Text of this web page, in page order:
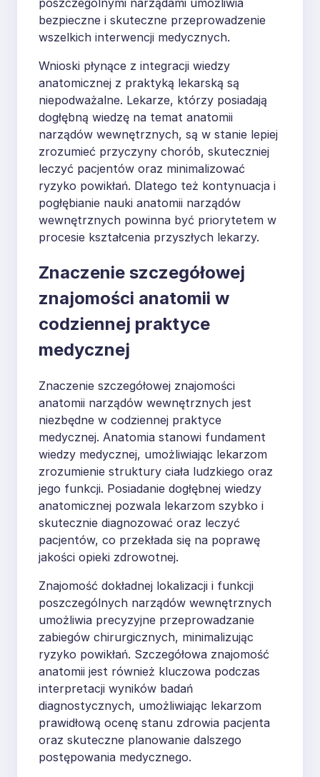
bezpieczne i skuteczne przeprowadzenie
wszelkich interwencji medycznych.
Wnioski płynące z integracji wiedzy
anatomicznej z praktyką lekarską są
niepodważalne. Lekarze, którzy posiadają
dogłębną wiedzę na temat anatomii
narządów wewnętrznych, są w stanie lepiej
zrozumieć przyczyny chorób, skuteczniej
leczyć pacjentów oraz minimalizować
ryzyko powikłań. Dlatego też kontynuacja i
pogłębianie nauki anatomii narządów
wewnętrznych powinna być priorytetem w
procesie kształcenia przyszłych lekarzy.
Znaczenie szczegółowej
znajomości anatomii w
codziennej praktyce
medycznej
Znaczenie szczegółowej znajomości
anatomii narządów wewnętrznych jest
niezbędne w codziennej praktyce
medycznej. Anatomia stanowi fundament
wiedzy medycznej, umożliwiając lekarzom
zrozumienie struktury ciała ludzkiego oraz
jego funkcji. Posiadanie dogłębnej wiedzy
anatomicznej pozwala lekarzom szybko i
skutecznie diagnozować oraz leczyć
pacjentów, co przekłada się na poprawę
jakości opieki zdrowotnej.
Znajomość dokładnej lokalizacji i funkcji
poszczególnych narządów wewnętrznych
umożliwia precyzyjne przeprowadzanie
zabiegów chirurgicznych, minimalizując
ryzyko powikłań. Szczegółowa znajomość
anatomii jest również kluczowa podczas
interpretacji wyników badań
diagnostycznych, umożliwiając lekarzom
prawidłową ocenę stanu zdrowia pacjenta
oraz skuteczne planowanie dalszego
postępowania medycznego.